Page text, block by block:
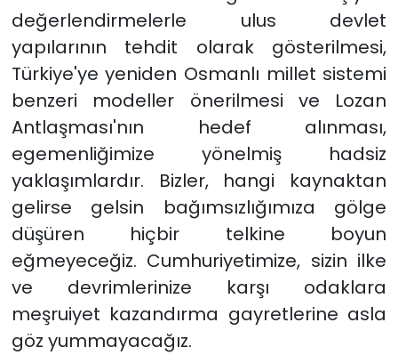
değerlendirmelerle ulus devlet
yapılarının tehdit olarak gösterilmesi,
Türkiye'ye yeniden Osmanlı millet sistemi
benzeri modeller önerilmesi ve Lozan
Antlaşması'nın hedef alınması,
egemenliğimize yönelmiş hadsiz
yaklaşımlardır. Bizler, hangi kaynaktan
gelirse gelsin bağımsızlığımıza gölge
düşüren hiçbir telkine boyun
eğmeyeceğiz. Cumhuriyetimize, sizin ilke
ve devrimlerinize karşı odaklara
meşruiyet kazandırma gayretlerine asla
göz yummayacağız.